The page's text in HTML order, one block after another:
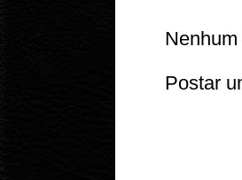
Postar